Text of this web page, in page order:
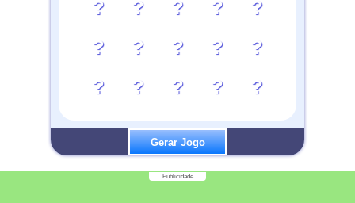
? ? ? ?
?
?
? ? ?
?
?
? ? ? ?
Gerar Jogo
Publicidade